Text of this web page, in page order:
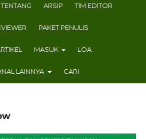
TENTANG ARSIP TIM EDITOR
PAKET PENULIS
MASUK LOA
LAINNYA CARI